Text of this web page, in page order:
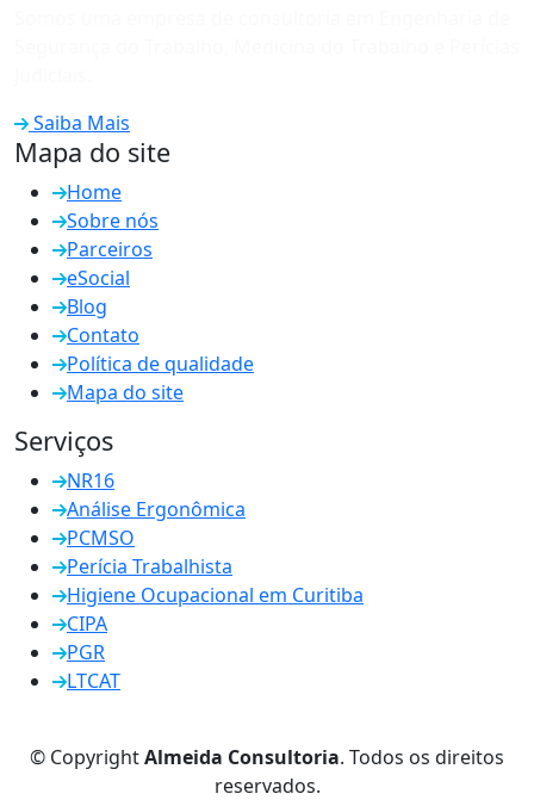
Saiba Mais
Mapa do site
Home
Sobre nós
Parceiros
eSocial
Blog
Contato
Política de qualidade
Mapa do site
Serviços
NR16
Análise Ergonômica
PCMSO
Perícia Trabalhista
Higiene Ocupacional em Curitiba
CIPA
PGR
LTCAT
© CopyrightAlmeida Consultoria. Todos os direitos
reservados.